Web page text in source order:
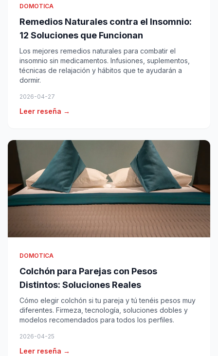
DOMOTICA
Remedios Naturales contra el Insomnio:
12 Soluciones que Funcionan
Los mejores remedios naturales para combatir el
insomnio sin medicamentos. Infusiones, suplementos,
técnicas de relajación y hábitos que te ayudarán a
dormir.
2026-04-27
Leer reseña →
DOMOTICA
Colchón para Parejas con Pesos
Distintos: Soluciones Reales
Cómo elegir colchón si tu pareja y tú tenéis pesos muy
diferentes. Firmeza, tecnología, soluciones dobles y
modelos recomendados para todos los perfiles.
2026-04-25
Leer reseña →